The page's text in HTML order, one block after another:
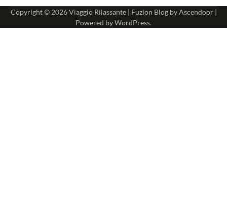
Copyright © 2026Viaggio Rilassante| Fuzion Blog byAscendoor|
Powered byWordPress.